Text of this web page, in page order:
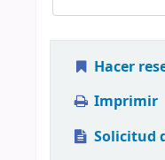
Hacer
Imprimir
Solicitud